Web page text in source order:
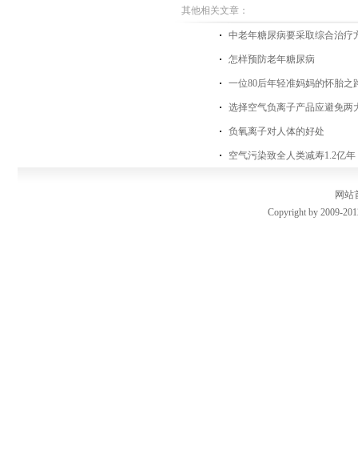
其他相关文章：
中老年糖尿病要采取综合治疗
怎样预防老年糖尿病
一位80后年轻准妈妈的怀胎之
选择空气负离子产品应避免两
负氧离子对人体的好处
空气污染致全人类减寿1.2亿
网站
Copyright by 2009-